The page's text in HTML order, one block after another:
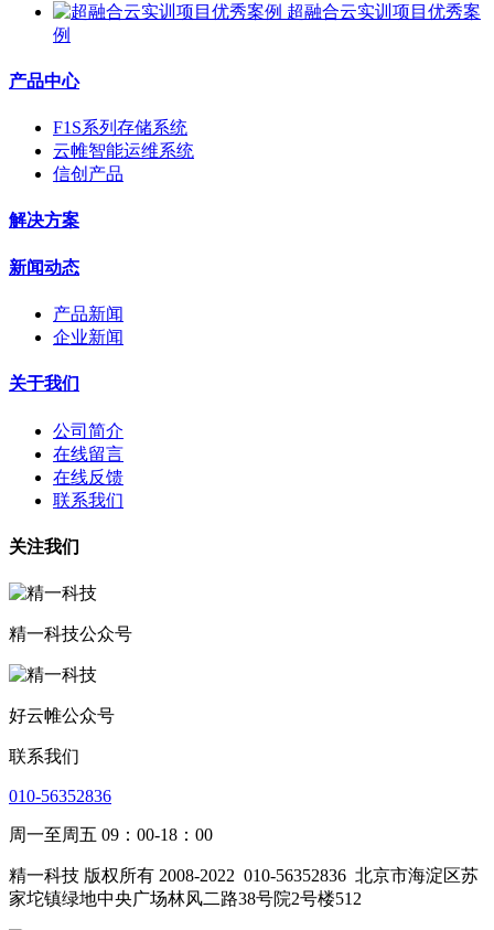
超融合云实训项目优秀案
例
产品中心
F1S系列存储系统
云帷智能运维系统
信创产品
解决方案
新闻动态
产品新闻
企业新闻
关于我们
公司简介
在线留言
在线反馈
联系我们
关注我们
精一科技公众号
好云帷公众号
联系我们
010-56352836
周一至周五 09：00-18：00
精一科技 版权所有 2008-2022 010-56352836 北京市海淀区苏
家坨镇绿地中央广场林风二路38号院2号楼512